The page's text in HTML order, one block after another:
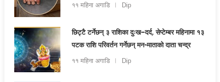
११ महिना अगाडि Dip
छिट्टै टर्नेछन् ३ राशिका दुःख–दर्द, सेप्टेम्बर महिनामा १३
पटक राशि परिवर्तन गर्नेछन् मन-माताको दाता चन्द्र
११ महिना अगाडि Dip